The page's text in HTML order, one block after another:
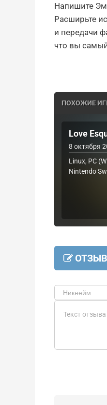
Напишите
Расширьте
и передачи
что вы
ПОХОЖИЕ
Love
8 октября
Linux, PC
Nintendo